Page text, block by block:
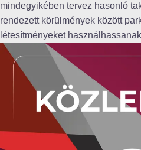
mindegyikében tervez hasonló
rendezett körülmények között
létesítményeket